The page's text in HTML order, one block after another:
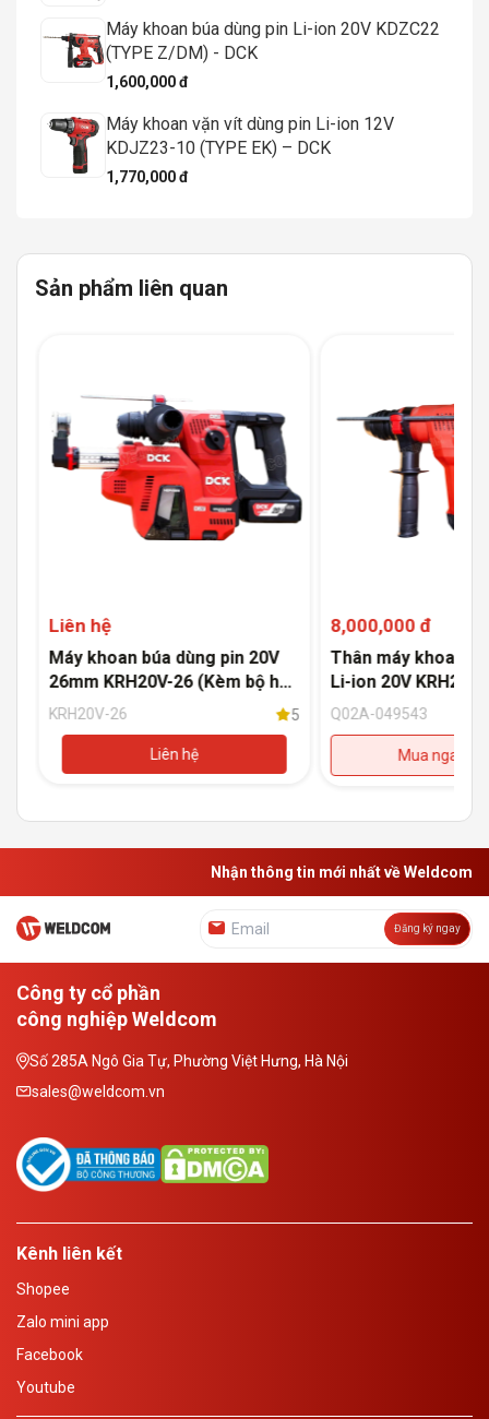
Máy khoan búa dùng pin Li-ion 20V KDZC22
(TYPE Z/DM) - DCK
1,600,000 đ
Máy khoan vặn vít dùng pin Li-ion 12V
KDJZ23-10 (TYPE EK) – DCK
1,770,000 đ
Sản phẩm liên quan
Liên hệ
Máy khoan búa dùng pin 20V
26mm KRH20V-26 (Kèm bộ hút
bụi)
KRH20V-26 5
Liên hệ
8,000,000 đ
Thân máy khoan
Li-ion 20V
(Không kèm pin,
Q02A-049543
Mua ngay
Nhận thông tin mới nhất về Weldcom
Đăng ký ngay
Công ty cổ phần
công nghiệp Weldcom
Số 285A Ngô Gia Tự, Phường Việt Hưng, Hà Nội
sales@weldcom.vn
Kênh liên kết
Shopee
Zalo mini app
Facebook
Youtube